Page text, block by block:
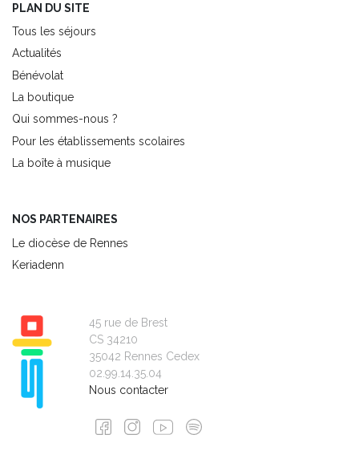
PLAN DU SITE
Tous les séjours
Actualités
Bénévolat
La boutique
Qui sommes-nous ?
Pour les établissements scolaires
La boîte à musique
NOS PARTENAIRES
Le diocèse de Rennes
Keriadenn
45 rue de Brest
CS 34210
35042 Rennes Cedex
02.99.14.35.04
Nous contacter